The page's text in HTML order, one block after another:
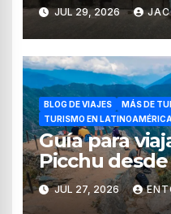
del Cauca
JUL 29, 2026
BLOG DE VIAJES
MÁS DE
TURISMO EN LATINOAMÉRICA
Guía para
Picchu
tiempos,
consejos
JUL 27, 2026